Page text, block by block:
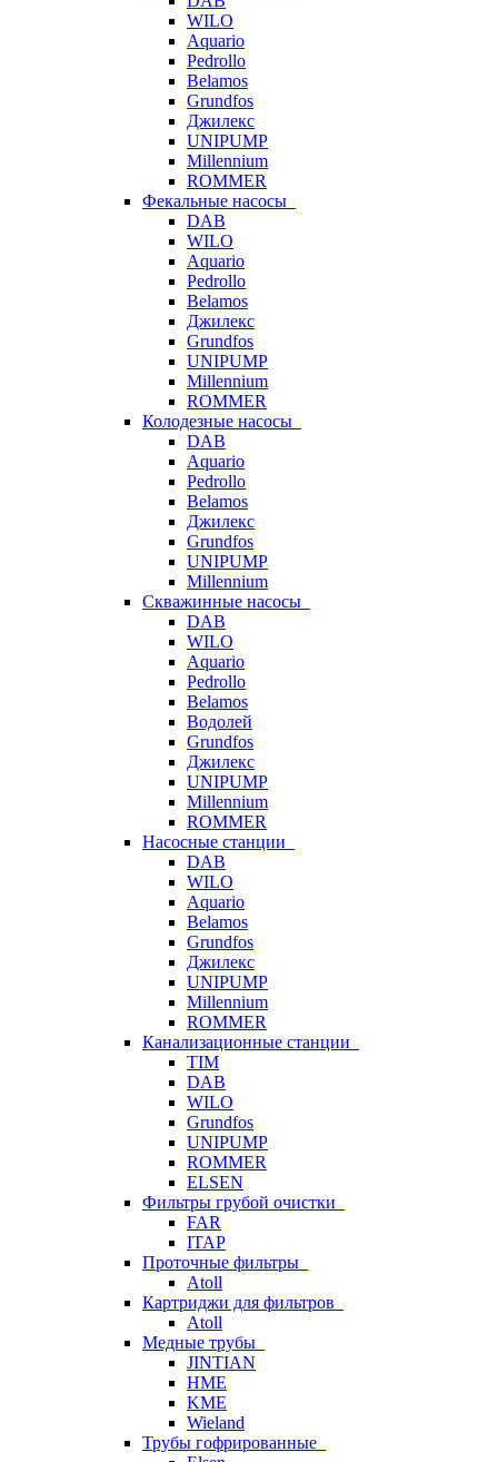
WILO
Aquario
Pedrollo
Belamos
Grundfos
Джилекс
UNIPUMP
Millennium
ROMMER
Фекальные насосы
DAB
WILO
Aquario
Pedrollo
Belamos
Джилекс
Grundfos
UNIPUMP
Millennium
ROMMER
Колодезные насосы
DAB
Aquario
Pedrollo
Belamos
Джилекс
Grundfos
UNIPUMP
Millennium
Скважинные насосы
DAB
WILO
Aquario
Pedrollo
Belamos
Водолей
Grundfos
Джилекс
UNIPUMP
Millennium
ROMMER
Насосные станции
DAB
WILO
Aquario
Belamos
Grundfos
Джилекс
UNIPUMP
Millennium
ROMMER
Канализационные станции
TIM
DAB
WILO
Grundfos
UNIPUMP
ROMMER
ELSEN
Фильтры грубой очистки
FAR
ITAP
Проточные фильтры
Atoll
Картриджи для фильтров
Atoll
Медные трубы
JINTIAN
HME
KME
Wieland
Трубы гофрированные